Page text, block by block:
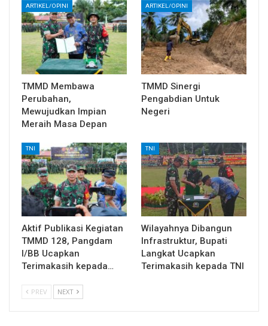
ARTIKEL/OPINI
TMMD Membawa
Perubahan,
Mewujudkan Impian
Meraih Masa Depan
ARTIKEL/OPINI
TMMD Sinergi
Pengabdian Untuk
Negeri
TNI
Aktif Publikasi Kegiatan
TMMD 128, Pangdam
I/BB Ucapkan
Terimakasih kepada…
TNI
Wilayahnya Dibangun
Infrastruktur, Bupati
Langkat Ucapkan
Terimakasih kepada TNI
PREV NEXT